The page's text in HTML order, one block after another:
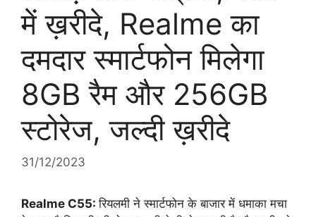
में ख़रीदे, Realme का
दमदार स्मार्टफोन मिलेगा
8GB रैम और 256GB
स्टोरेज, जल्दी ख़रीदे
31/12/2023
Realme C55:रियलमी ने स्मार्टफोन के बाजार में धमाका मचा